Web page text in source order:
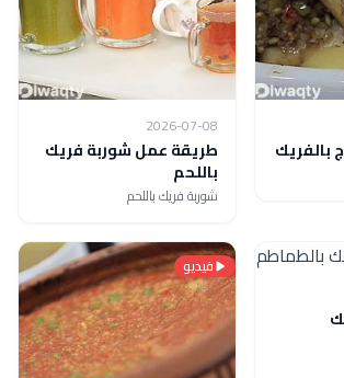
بالفريك
2026-07-08
طريقة عمل شوربة فريك
باللحم
شوربة فريك باللحم
فيديو